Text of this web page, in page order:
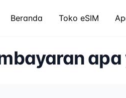
Beranda Toko eSIM